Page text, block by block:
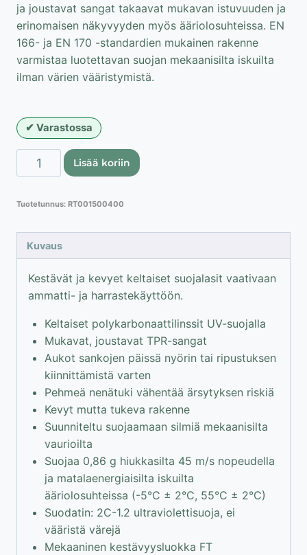
ja joustavat sangat takaavat mukavan istuvuuden ja
erinomaisen näkyvyyden myös ääriolosuhteissa. EN
166- ja EN 170 -standardien mukainen rakenne
varmistaa luotettavan suojan mekaanisilta iskuilta
ilman värien vääristymistä.
Varastossa
Lahti
Pro
suojalasit
suojalla
määrä
Lisää koriin
Tuotetunnus: RT001500400
Kuvaus
Kestävät ja kevyet keltaiset suojalasit vaativaan
ammatti- ja harrastekäyttöön.
Keltaiset polykarbonaattilinssit UV-suojalla
Mukavat, joustavat TPR-sangat
Aukot sankojen päissä nyörin tai ripustuksen
kiinnittämistä varten
Pehmeä nenätuki vähentää ärsytyksen riskiä
Kevyt mutta tukeva rakenne
Suunniteltu suojaamaan silmiä mekaanisilta
vaurioilta
Suojaa 0,86 g hiukkasilta 45 m/s nopeudella
ja matalaenergiaisilta iskuilta
ääriolosuhteissa (-5°C ± 2°C, 55°C ± 2°C)
Suodatin: 2C-1.2 ultraviolettisuoja, ei
vääristä värejä
Mekaaninen kestävyysluokka FT